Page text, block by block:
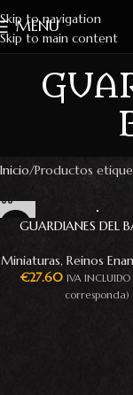
Skip to navigation
Skip to main content
MENU
Inicio Productos
GUARDIANES DEL
Miniaturas, Reinos
€27.60 IVA
corresponda)